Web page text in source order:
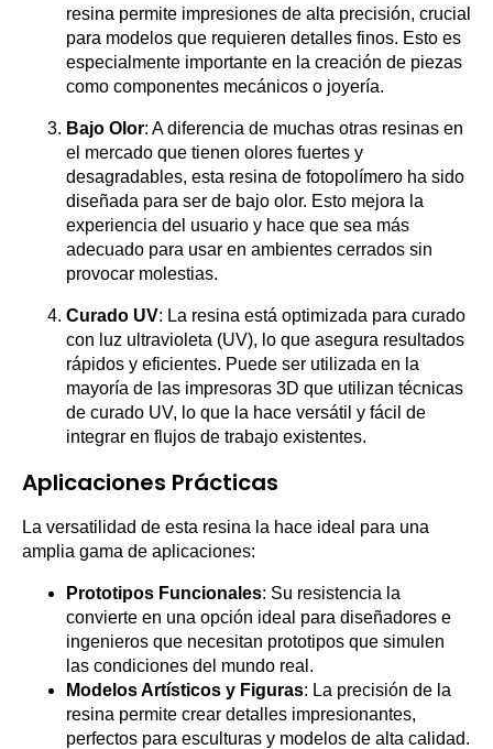
resina permite impresiones de alta precisión, crucial
para modelos que requieren detalles finos. Esto es
especialmente importante en la creación de piezas
como componentes mecánicos o joyería.
Bajo Olor: A diferencia de muchas otras resinas en
el mercado que tienen olores fuertes y
desagradables, esta resina de fotopolímero ha sido
diseñada para ser de bajo olor. Esto mejora la
experiencia del usuario y hace que sea más
adecuado para usar en ambientes cerrados sin
provocar molestias.
Curado UV: La resina está optimizada para curado
con luz ultravioleta (UV), lo que asegura resultados
rápidos y eficientes. Puede ser utilizada en la
mayoría de las impresoras 3D que utilizan técnicas
de curado UV, lo que la hace versátil y fácil de
integrar en flujos de trabajo existentes.
Aplicaciones Prácticas
La versatilidad de esta resina la hace ideal para una
amplia gama de aplicaciones:
Prototipos Funcionales: Su resistencia la
convierte en una opción ideal para diseñadores e
ingenieros que necesitan prototipos que simulen
las condiciones del mundo real.
Modelos Artísticos y Figuras: La precisión de la
resina permite crear detalles impresionantes,
perfectos para esculturas y modelos de alta calidad.